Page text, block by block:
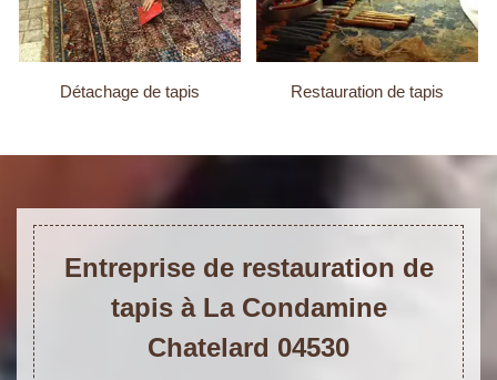
Détachage de tapis Restauration de tapis
Entreprise de restauration de
tapis à La Condamine
Chatelard 04530